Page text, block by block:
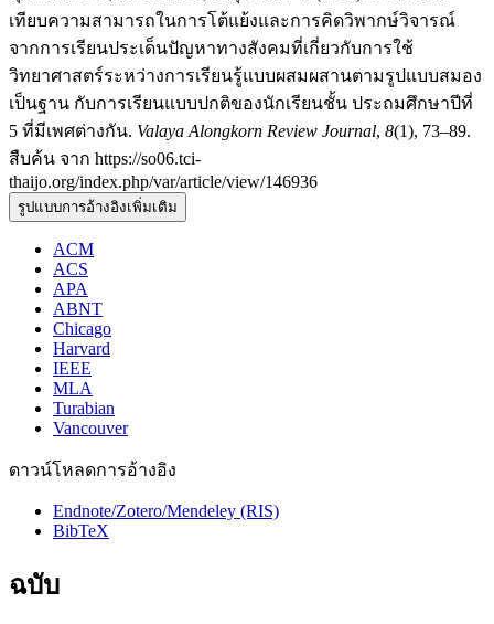
เทียบความสามารถในการโต้แย้งและการคิดวิพากษ์วิจารณ์
จากการเรียนประเด็นปัญหาทางสังคมที่เกี่ยวกับการใช้
วิทยาศาสตร์ระหว่างการเรียนรู้แบบผสมผสานตามรูปแบบสมอง
เป็นฐาน กับการเรียนแบบปกติของนักเรียนชั้น ประถมศึกษาปีที่
5 ที่มีเพศต่างกัน. Valaya Alongkorn Review Journal, 8(1), 73–89.
สืบค้น จาก https://so06.tci-
thaijo.org/index.php/var/article/view/146936
รูปแบบการอ้างอิงเพิ่มเติม
ACM
ACS
APA
ABNT
Chicago
Harvard
IEEE
MLA
Turabian
Vancouver
ดาวน์โหลดการอ้างอิง
Endnote/Zotero/Mendeley (RIS)
BibTeX
ฉบับ